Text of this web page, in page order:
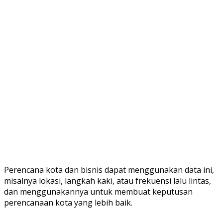
Perencana kota dan bisnis dapat menggunakan data ini,
misalnya lokasi, langkah kaki, atau frekuensi lalu lintas,
dan menggunakannya untuk membuat keputusan
perencanaan kota yang lebih baik.